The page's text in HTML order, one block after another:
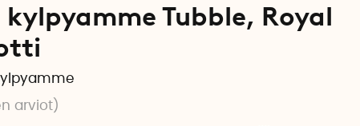
Tubble, Royal
arviot)